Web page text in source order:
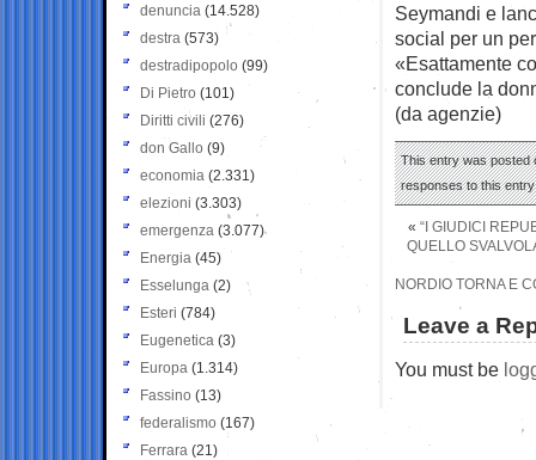
Seymandi e
social per un
«Esattamente
conclude la
(da agenzie)
This entry was posted
responses to this
« “I GIUDICI
QUELLO
NORDIO TORNA E
Leave a
You must be
denuncia (14.528)
destra (573)
destradipopolo (99)
Di Pietro (101)
Diritti civili (276)
don Gallo (9)
economia (2.331)
elezioni (3.303)
emergenza (3.077)
Energia (45)
Esselunga (2)
Esteri (784)
Eugenetica (3)
Europa (1.314)
Fassino (13)
federalismo (167)
Ferrara (21)